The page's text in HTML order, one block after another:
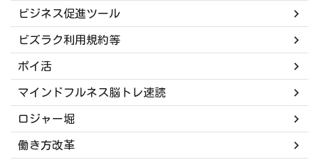
ビジネス促進ツール
ビズラク利用規約等
ポイ活
マインドフルネス脳トレ速読
ロジャー堀
働き方改革